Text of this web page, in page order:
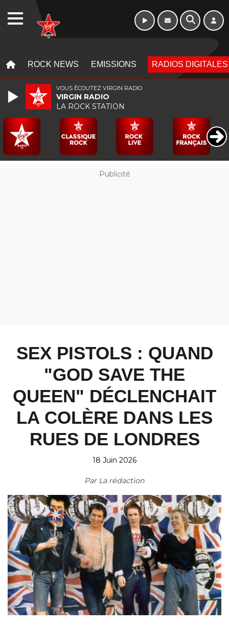
ROCK NEWS EMISSIONS RADIOS DIGITALES
Publicité
SEX PISTOLS : QUAND
"GOD SAVE THE
QUEEN" DÉCLENCHAIT
LA COLÈRE DANS LES
RUES DE LONDRES
18 Juin 2026
Par La rédaction
VOUS ÉCOUTEZ VIRGIN RADIO
VIRGIN RADIO
LA ROCK STATION
WEBRADIO Week-end de 06h
à 12h